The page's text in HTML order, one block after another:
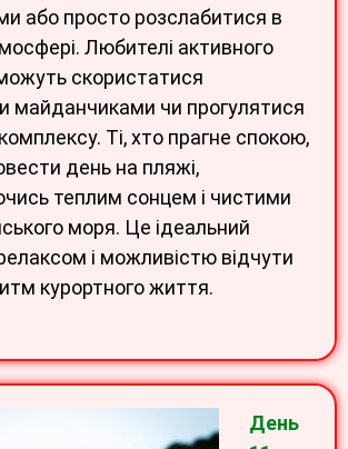
або просто розслабитися в
Любителі активного
скористатися
майданчиками чи прогулятися
Ті, хто прагне спокою,
день на пляжі,
теплим сонцем і чистими
моря. Це ідеальний
і можливістю відчути
курортного життя.
День